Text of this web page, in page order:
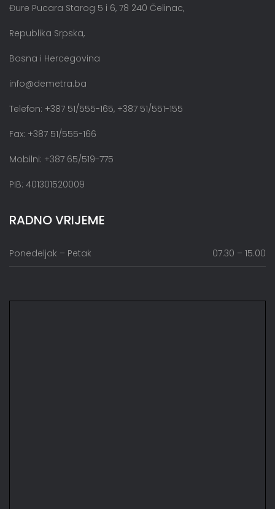
Đure Pucara Starog 5 i 6, 78 240 Čelinac,
Republika Srpska,
Bosna i Hercegovina
info@demetra.ba
Telefon: +387 51/555-165, +387 51/551-155
Fax: +387 51/555-166
Mobilni: +387 65/519-775
PIB: 401301520009
RADNO VRIJEME
Ponedeljak – Petak 07.30 – 15.00